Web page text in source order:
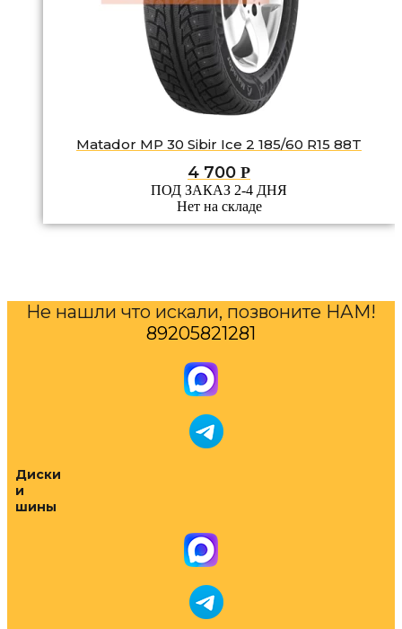
Matador MP 30 Sibir Ice 2 185/60 R15 88T
4 700 Р
ПОД ЗАКАЗ 2-4 ДНЯ
Нет на складе
Не нашли что искали, позвоните НАМ!
89205821281
Диски
и
шины